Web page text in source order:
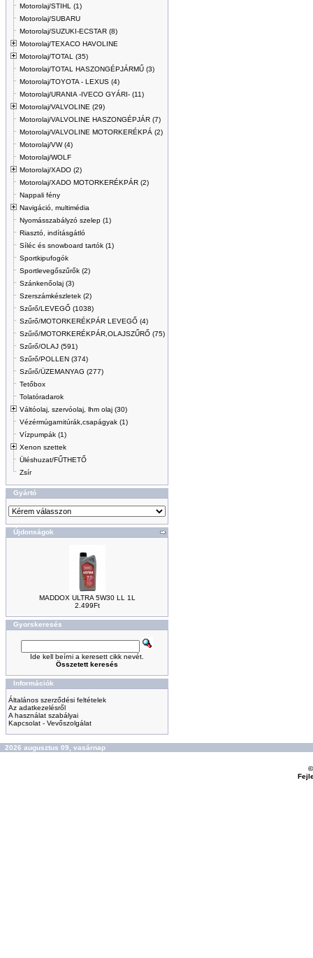
Motorolaj/STIHL (1)
Motorolaj/SUBARU
Motorolaj/SUZUKI-ECSTAR (8)
Motorolaj/TEXACO HAVOLINE
Motorolaj/TOTAL (35)
Motorolaj/TOTAL HASZONGÉPJÁRMŰ (3)
Motorolaj/TOYOTA - LEXUS (4)
Motorolaj/URANIA -IVECO GYÁRI- (11)
Motorolaj/VALVOLINE (29)
Motorolaj/VALVOLINE HASZONGÉPJÁR (7)
Motorolaj/VALVOLINE MOTORKERÉKPÁ (2)
Motorolaj/VW (4)
Motorolaj/WOLF
Motorolaj/XADO (2)
Motorolaj/XADO MOTORKERÉKPÁR (2)
Nappali fény
Navigáció, multimédia
Nyomásszabályzó szelep (1)
Riasztó, indításgátló
Síléc és snowboard tartók (1)
Sportkipufogók
Sportlevegőszűrők (2)
Szánkenőolaj (3)
Szerszámkészletek (2)
Szűrő/LEVEGŐ (1038)
Szűrő/MOTORKERÉKPÁR LEVEGŐ (4)
Szűrő/MOTORKERÉKPÁR,OLAJSZŰRŐ (75)
Szűrő/OLAJ (591)
Szűrő/POLLEN (374)
Szűrő/ÜZEMANYAG (277)
Tetőbox
Tolatóradarok
Váltóolaj, szervóolaj, lhm olaj (30)
Vézérmúgarnitúrák,csapágyak (1)
Vízpumpák (1)
Xenon szettek
Üléshuzat/FŰTHETŐ
Zsír
Gyártó
Újdonságok
MADDOX ULTRA 5W30 LL 1L
2.499Ft
Gyorskeresés
Ide kell beírni a keresett cikk nevét.
Összetett keresés
Információk
Általános szerződési feltételek
Az adatkezelésről
A használat szabályai
Kapcsolat - Vevőszolgálat
2026 augusztus 09, vasárnap